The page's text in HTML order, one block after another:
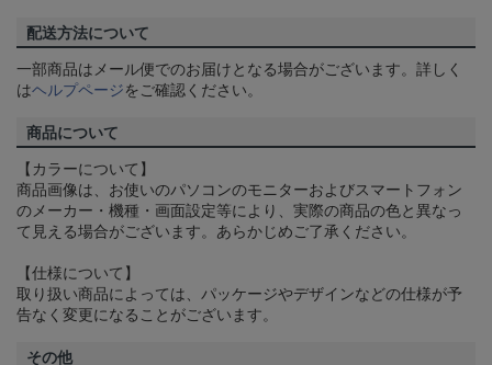
配送方法について
一部商品はメール便でのお届けとなる場合がございます。詳しく
はヘルプページをご確認ください。
商品について
【カラーについて】
商品画像は、お使いのパソコンのモニターおよびスマートフォン
のメーカー・機種・画面設定等により、実際の商品の色と異なっ
て見える場合がございます。あらかじめご了承ください。
【仕様について】
取り扱い商品によっては、パッケージやデザインなどの仕様が予
告なく変更になることがございます。
その他